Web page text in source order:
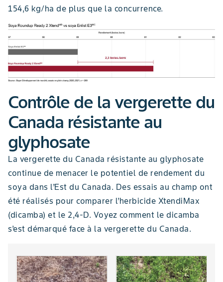
154,6 kg/ha de plus que la concurrence.
Contrôle de la vergerette du
Canada résistante au
glyphosate
La vergerette du Canada résistante au glyphosate
continue de menacer le potentiel de rendement du
soya dans l’Est du Canada. Des essais au champ ont
été réalisés pour comparer l’herbicide XtendiMax
(dicamba) et le 2,4-D. Voyez comment le dicamba
s’est démarqué face à la vergerette du Canada.